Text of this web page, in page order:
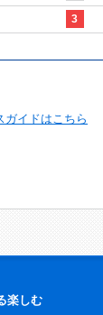
3
ガイドはこちら
楽しむ